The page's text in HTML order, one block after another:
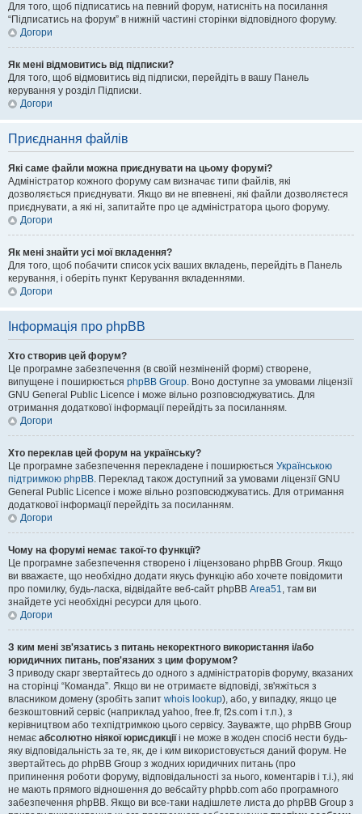
Для того, щоб підписатись на певний форум, натисніть на посилання
“Підписатись на форум” в нижній частині сторінки відповідного форуму.
Догори
Як мені відмовитись від підписки?
Для того, щоб відмовитись від підписки, перейдіть в вашу Панель
керування у розділ Підписки.
Догори
Приєднання файлів
Які саме файли можна приєднувати на цьому форумі?
Адміністратор кожного форуму сам визначає типи файлів, які
дозволяється приєднувати. Якщо ви не впевнені, які файли дозволяєтеся
приєднувати, а які ні, запитайте про це адміністратора цього форуму.
Догори
Як мені знайти усі мої вкладення?
Для того, щоб побачити список усіх ваших вкладень, перейдіть в Панель
керування, і оберіть пункт Керування вкладеннями.
Догори
Інформація про phpBB
Хто створив цей форум?
Це програмне забезпечення (в своїй незміненій формі) створене,
випущене і поширюється phpBB Group. Воно доступне за умовами ліцензії
GNU General Public Licence і може вільно розповсюджуватись. Для
отримання додаткової інформації перейдіть за посиланням.
Догори
Хто переклав цей форум на українську?
Це програмне забезпечення перекладене і поширюється Українською
підтримкою phpBB. Переклад також доступний за умовами ліцензії GNU
General Public Licence і може вільно розповсюджуватись. Для отримання
додаткової інформації перейдіть за посиланням.
Догори
Чому на форумі немає такої-то функції?
Це програмне забезпечення створено і ліцензовано phpBB Group. Якщо
ви вважаєте, що необхідно додати якусь функцію або хочете повідомити
про помилку, будь-ласка, відвідайте веб-сайт phpBB Area51, там ви
знайдете усі необхідні ресурси для цього.
Догори
З ким мені зв'язатись з питань некоректного використання і/або
юридичних питань, пов'язаних з цим форумом?
З приводу скарг звертайтесь до одного з адміністраторів форуму, вказаних
на сторінці “Команда”. Якщо ви не отримаєте відповіді, зв'яжіться з
власником домену (зробіть запит whois lookup), або, у випадку, якщо це
безкоштовний сервіс (наприклад yahoo, free.fr, f2s.com і т.п.), з
керівництвом або техпідтримкою цього сервісу. Зауважте, що phpBB Group
немає абсолютно ніякої юрисдикціїі не може в жоден спосіб нести будь-
яку відповідальність за те, як, де і ким використовується даний форум. Не
звертайтесь до phpBB Group з жодних юридичних питань (про
припинення роботи форуму, відповідальності за нього, коментарів і т.і.), які
не мають прямого відношення до вебсайту phpbb.com або програмного
забезпечення phpBB. Якщо ви все-таки надішлете листа до phpBB Group з